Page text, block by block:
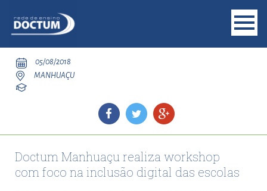
05/08/2018
MANHUAÇU
Doctum Manhuaçu realiza workshop
com foco na inclusão digital das escolas